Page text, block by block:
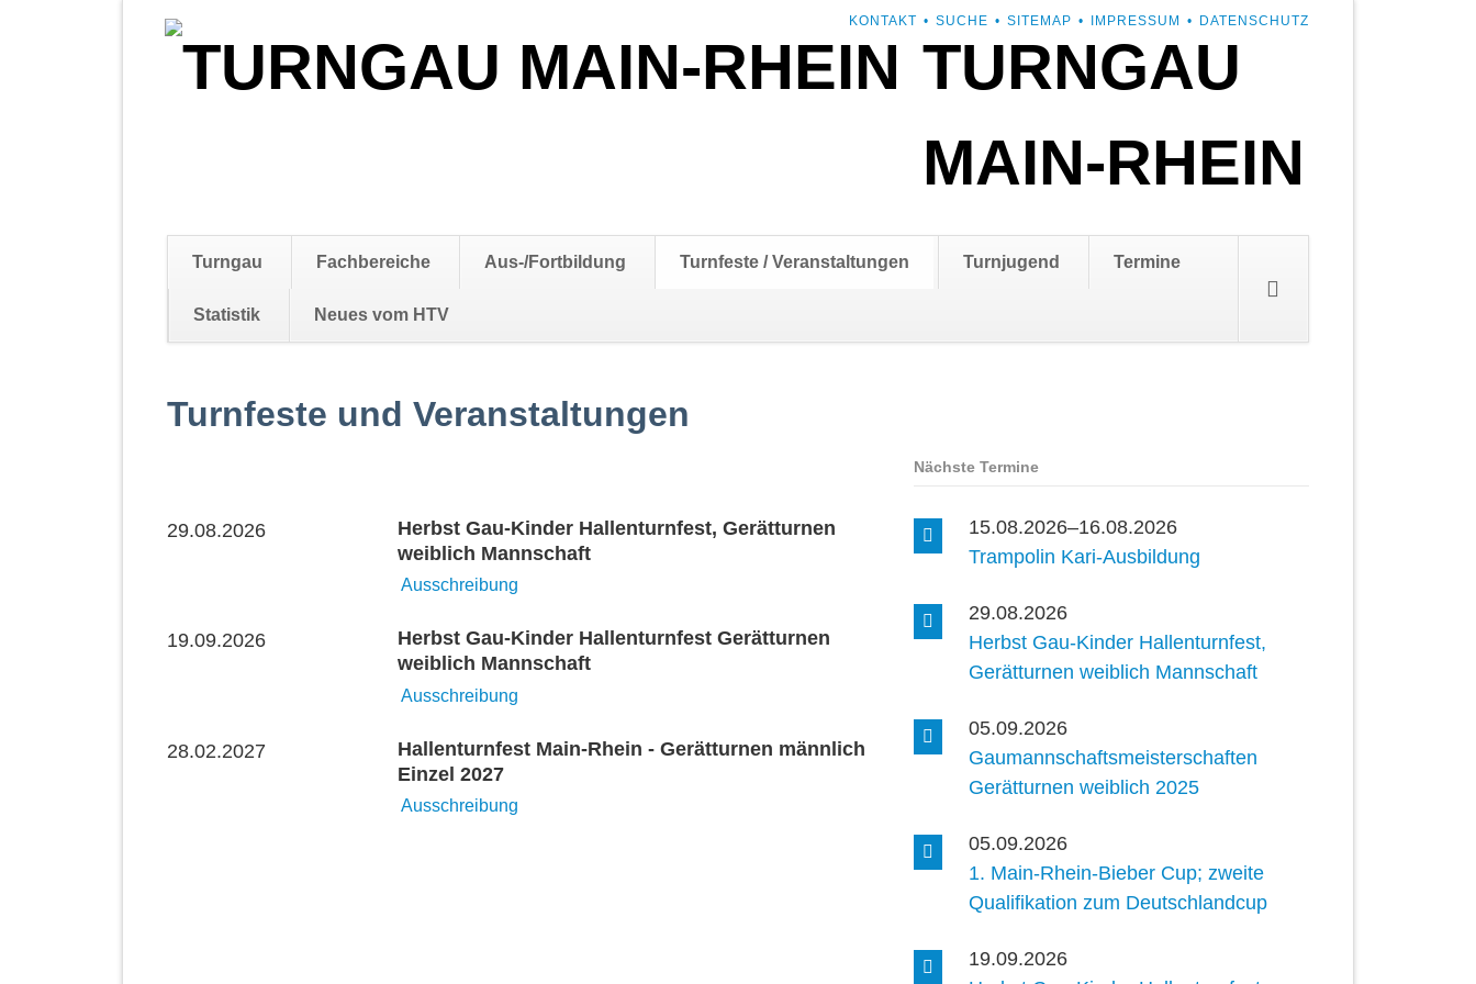
TURNGAU
MAIN-RHEIN
NAVIGATION
KONTAKT SUCHE SITEMAP IMPRESSUM DATENSCHUTZ
überspringen
Turngau Fachbereiche Aus-/Fortbildung Turnfeste / Veranstaltungen Turnjugend Termine
Statistik Neues vom HTV
Turnfeste und Veranstaltungen
29.08.2026
Herbst Gau-Kinder Hallenturnfest, Gerätturnen
weiblich Mannschaft
Ausschreibung
19.09.2026
Herbst Gau-Kinder Hallenturnfest Gerätturnen
weiblich Mannschaft
Ausschreibung
28.02.2027
Hallenturnfest Main-Rhein - Gerätturnen männlich
Einzel 2027
Ausschreibung
Nächste Termine
15.08.2026–16.08.2026
Trampolin Kari-Ausbildung
29.08.2026
Herbst Gau-Kinder Hallenturnfest,
Gerätturnen weiblich Mannschaft
05.09.2026
Gaumannschaftsmeisterschaften
Gerätturnen weiblich 2025
05.09.2026
1. Main-Rhein-Bieber Cup; zweite
Qualifikation zum Deutschlandcup
19.09.2026